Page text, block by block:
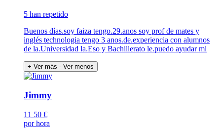
5 han repetido
Buenos días.soy faiza tengo.29.anos soy prof de mates y
inglés technologia tengo 3 anos.de.experiencia con alumnos
de la.Universidad la.Eso y Bachillerato le.puedo ayudar mi
+ Ver más - Ver menos
Jimmy
11 50 €
por hora